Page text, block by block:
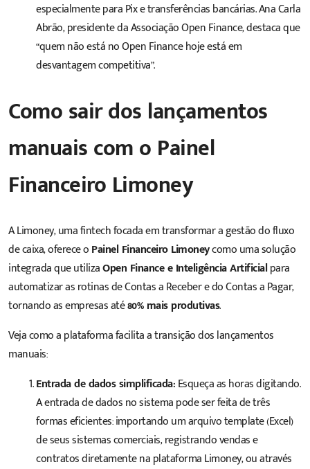
especialmente para Pix e transferências bancárias. Ana Carla
Abrão, presidente da Associação Open Finance, destaca que
“quem não está no Open Finance hoje está em
desvantagem competitiva”.
Como sair dos lançamentos
manuais com o Painel
Financeiro Limoney
A Limoney, uma fintech focada em transformar a gestão do fluxo
de caixa, oferece oPainel Financeiro Limoneycomo uma solução
integrada que utilizaOpen Finance e Inteligência Artificialpara
automatizar as rotinas de Contas a Receber e do Contas a Pagar,
tornando as empresas até80% mais produtivas.
Veja como a plataforma facilita a transição dos lançamentos
manuais:
Entrada de dados simplificada:Esqueça as horas digitando.
A entrada de dados no sistema pode ser feita de três
formas eficientes: importando um arquivo template (Excel)
de seus sistemas comerciais, registrando vendas e
contratos diretamente na plataforma Limoney, ou através